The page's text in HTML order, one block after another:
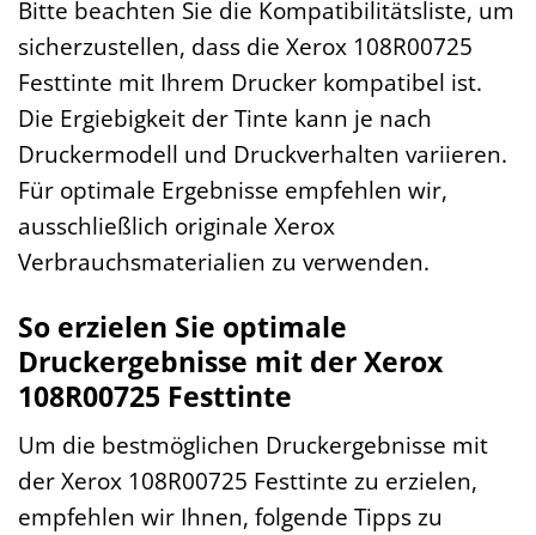
Bitte beachten Sie die Kompatibilitätsliste, um
sicherzustellen, dass die Xerox 108R00725
Festtinte mit Ihrem Drucker kompatibel ist.
Die Ergiebigkeit der Tinte kann je nach
Druckermodell und Druckverhalten variieren.
Für optimale Ergebnisse empfehlen wir,
ausschließlich originale Xerox
Verbrauchsmaterialien zu verwenden.
So erzielen Sie optimale
Druckergebnisse mit der Xerox
108R00725 Festtinte
Um die bestmöglichen Druckergebnisse mit
der Xerox 108R00725 Festtinte zu erzielen,
empfehlen wir Ihnen, folgende Tipps zu